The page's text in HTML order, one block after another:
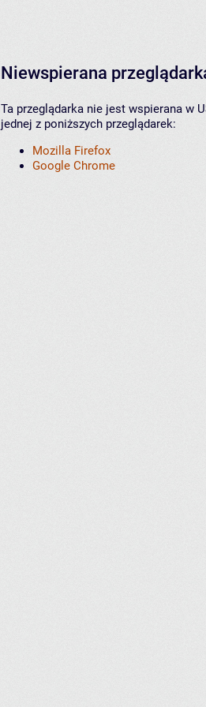
Niewspierana
Ta przeglądarka nie jest wspierana w
jednej z poniższych przeglądarek:
Mozilla Firefox
Google Chrome